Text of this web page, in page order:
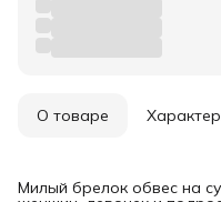
О товаре
Милый брелок обвес на